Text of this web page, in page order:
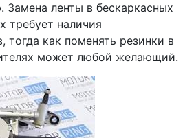
Замена ленты в бескаркасных
требует наличия
тогда как поменять резинки в
может любой желающий.